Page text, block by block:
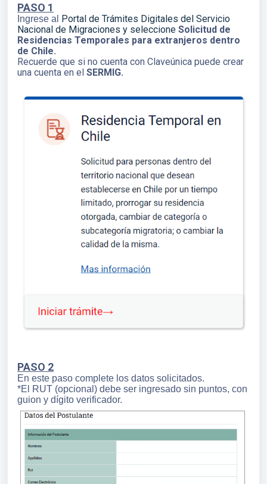
PASO 1
Ingrese al Portal de Trámites Digitales del Servicio
Nacional de Migraciones y seleccione Solicitud de
Residencias Temporales para extranjeros dentro
de Chile.
Recuerde que si no cuenta con Claveúnica puede crear
una cuenta en el SERMIG.
PASO 2
En este paso complete los datos solicitados.
*El RUT (opcional) debe ser ingresado sin puntos, con
guion y dígito verificador.